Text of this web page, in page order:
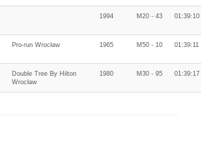
1994 M20 - 43 01:39:10
Pro-run Wrocław 1965 M50 - 10 01:39:11
Double Tree By Hilton
Wrocław
1980 M30 - 95 01:39:17